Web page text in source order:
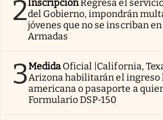
2InscripciónRegresa el
del Gobierno, impondrán
jóvenes que no se inscriban
Armadas
3Medida Oficial |California,
Arizona habilitarán el ingreso
americana o pasaporte a
Formulario DSP-150